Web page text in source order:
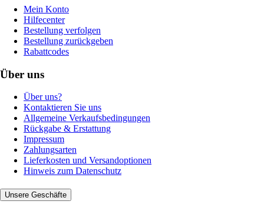
Mein Konto
Hilfecenter
Bestellung verfolgen
Bestellung zurückgeben
Rabattcodes
Über uns
Über uns?
Kontaktieren Sie uns
Allgemeine Verkaufsbedingungen
Rückgabe & Erstattung
Impressum
Zahlungsarten
Lieferkosten und Versandoptionen
Hinweis zum Datenschutz
Unsere Geschäfte